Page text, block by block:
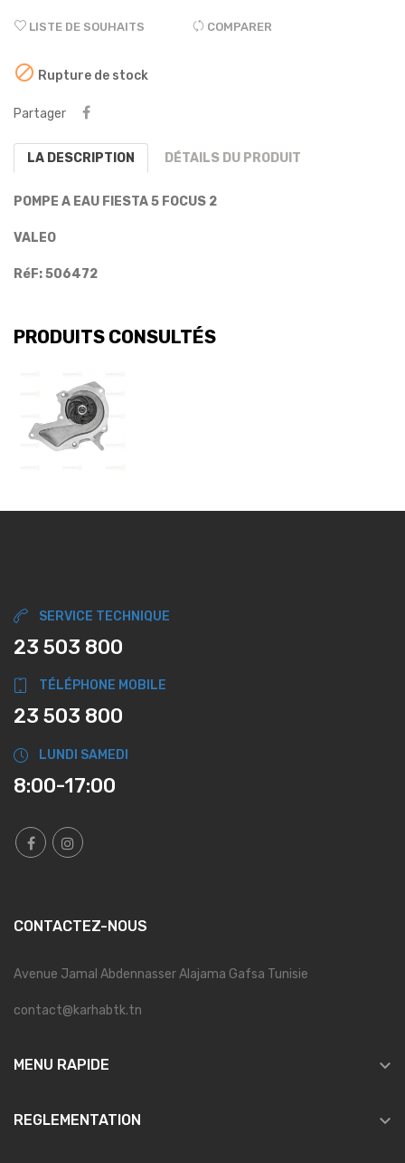
LISTE DE SOUHAITS COMPARER
 Rupture de stock
Partager
LA DESCRIPTION DÉTAILS DU PRODUIT
POMPE A EAU FIESTA 5 FOCUS 2
VALEO
RéF: 506472
PRODUITS CONSULTÉS
SERVICE TECHNIQUE
23 503 800
TÉLÉPHONE MOBILE
23 503 800
LUNDI SAMEDI
8:00-17:00
CONTACTEZ-NOUS
Avenue Jamal Abdennasser Alajama Gafsa Tunisie
contact@karhabtk.tn
MENU RAPIDE 
REGLEMENTATION 